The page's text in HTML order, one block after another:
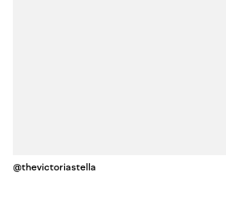
@thevictoriastella